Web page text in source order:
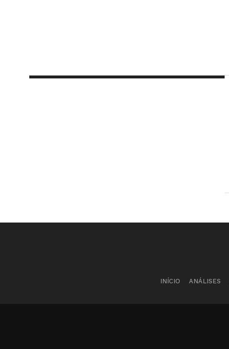
INÍCIO ANÁLISES